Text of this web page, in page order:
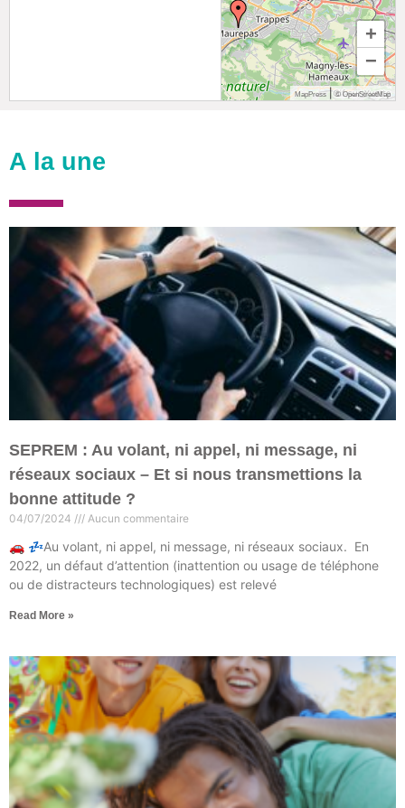
+
−
MapPress|© OpenStreetMap
A la une
SEPREM : Au volant, ni appel, ni message, ni
réseaux sociaux – Et si nous transmettions la
bonne attitude ?
04/07/2024 Aucun commentaire
🚗 💤Au volant, ni appel, ni message, ni réseaux sociaux. En
2022, un défaut d’attention (inattention ou usage de téléphone
ou de distracteurs technologiques) est relevé
Read More »